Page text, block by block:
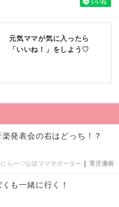
元気ママが気に入ったら
「いいね！」をしよう♡
楽発表会の右はどっち！？
らー♡公認ママサポーター | 育児漫画
くも一緒に行く！